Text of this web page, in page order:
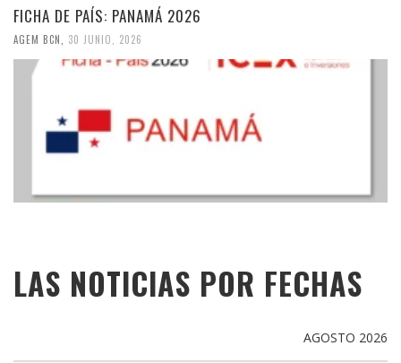
FICHA DE PAÍS: PANAMÁ 2026
AGEM BCN 30 JUNIO, 2026
LAS NOTICIAS POR FECHAS
AGOSTO 2026